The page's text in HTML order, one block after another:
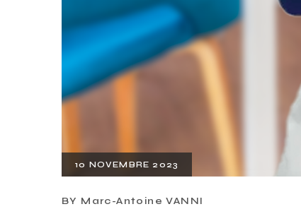
10 NOVEMBRE 2023
BY Marc-Antoine VANNI